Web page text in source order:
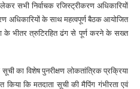
सभी निर्वाचक रजिस्ट्रीकरण अधिकारियों
अधिकारियों के साथ महत्वपूर्ण बैठक आयोजित
के भीतर त्रुटिरहित ढंग से पूर्ण करने के सख्त
का विशेष पुनरीक्षण लोकतांत्रिक प्रक्रिया
किया कि मतदाता सूची की मैपिंग गंभीरता एवं